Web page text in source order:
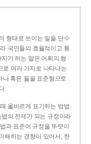
형태로 쓰이는 말을 단수
국민들의 효율적이고 통
가 하는 말은 어휘의 형
로 여러 가지로 나타나는
나 혹은 둘을 표준형으로
.
올바르게 표기하는 방법
의 전제가 되는 규정이라
과 표준어 규정을 뚜렷이
해하는 경향이 있어서, 한